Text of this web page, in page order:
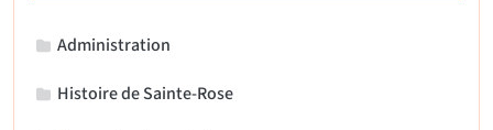
Administration
Histoire de Sainte-Rose